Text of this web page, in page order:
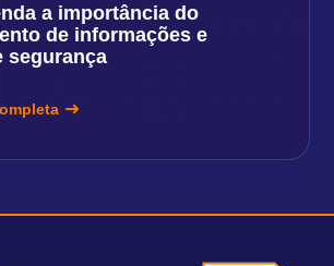
a importância do
de informações e
segurança